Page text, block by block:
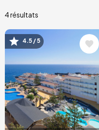
4 résultats
Image
4.5 / 5